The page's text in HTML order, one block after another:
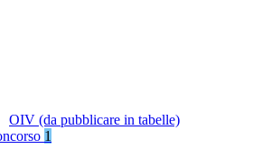
OIV (da pubblicare in tabelle)
1